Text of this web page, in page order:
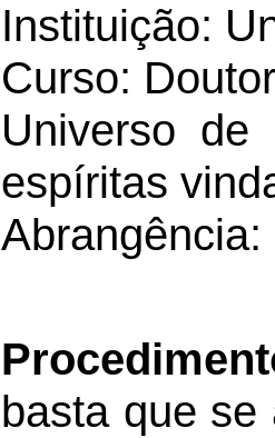
Instituição:
Curso:
Universo de
espíritas
basta que se